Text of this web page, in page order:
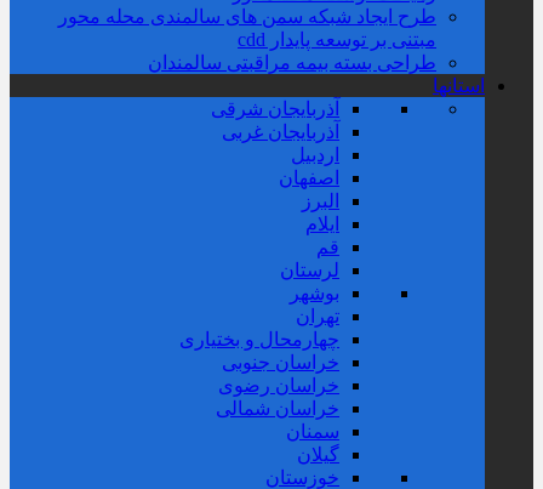
طرح ایجاد شبکه سمن های سالمندی محله محور
مبتنی بر توسعه پایدار cdd
طراحی بسته بیمه مراقبتی سالمندان
استانها
آذربایجان شرقی
آذربایجان غربی
اردبیل
اصفهان
البرز
ایلام
قم
لرستان
بوشهر
تهران
چهارمحال و بختیاری
خراسان جنوبی
خراسان رضوی
خراسان شمالی
سمنان
گیلان
خوزستان